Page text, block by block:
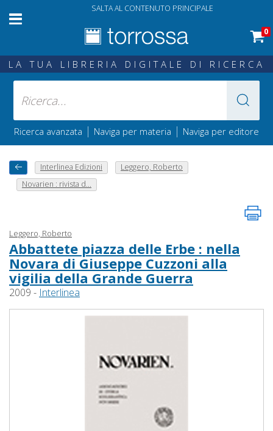
SALTA AL CONTENUTO PRINCIPALE
0
LA TUA LIBRERIA DIGITALE DI RICERCA
Ricerca avanzata | Naviga per materia | Naviga per editore
Interlinea Edizioni
Leggero, Roberto
Novarien : rivista d...
Leggero, Roberto
Abbattete piazza delle Erbe : nella
Novara di Giuseppe Cuzzoni alla
vigilia della Grande Guerra
2009 - Interlinea